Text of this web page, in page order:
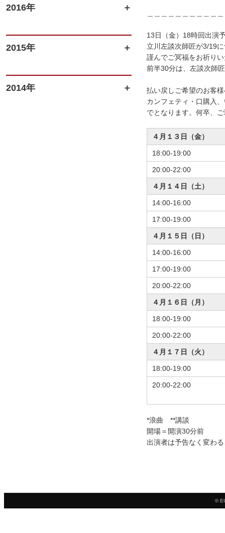
2016年
2015年
2014年
13日（金）18時回出演
立川左談次師匠が3/19
謹んでご冥福をお祈り
前半30分は、左談次師
払い戻しご希望のお客
カンフェティ・口購入
でとなります。何卒、
４月１３日（金）
18:00-19:00
20:00-22:00
４月１４日（土）
14:00-16:00
17:00-19:00
４月１５日（日）
14:00-16:00
17:00-19:00
20:00-22:00
４月１６日（月）
18:00-19:00
20:00-22:00
４月１７日（火）
18:00-19:00
20:00-22:00
*浪曲 **講談
開場＝開演30分前
出演者は予告なく変わ
©